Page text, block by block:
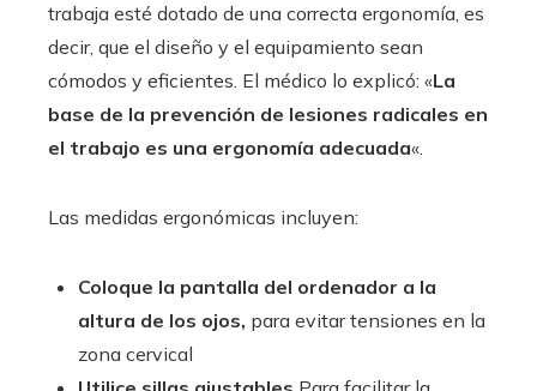
trabaja esté dotado de una correcta ergonomía, es
decir, que el diseño y el equipamiento sean
cómodos y eficientes. El médico lo explicó: «La
base de la prevención de lesiones radicales en
el trabajo es una ergonomía adecuada«.
Las medidas ergonómicas incluyen:
Coloque la pantalla del ordenador a la
altura de los ojos, para evitar tensiones en la
zona cervical